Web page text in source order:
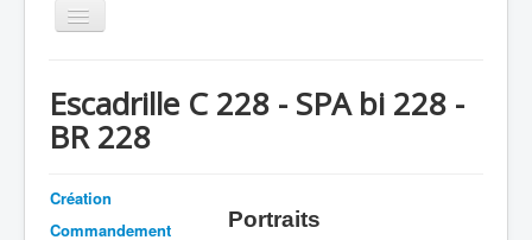
Basculer
la
Chronologie
Escadrilles
Organisation
Escadrille C 228 - SPA bi 228 -
BR 228
Création
Commandement
Portraits